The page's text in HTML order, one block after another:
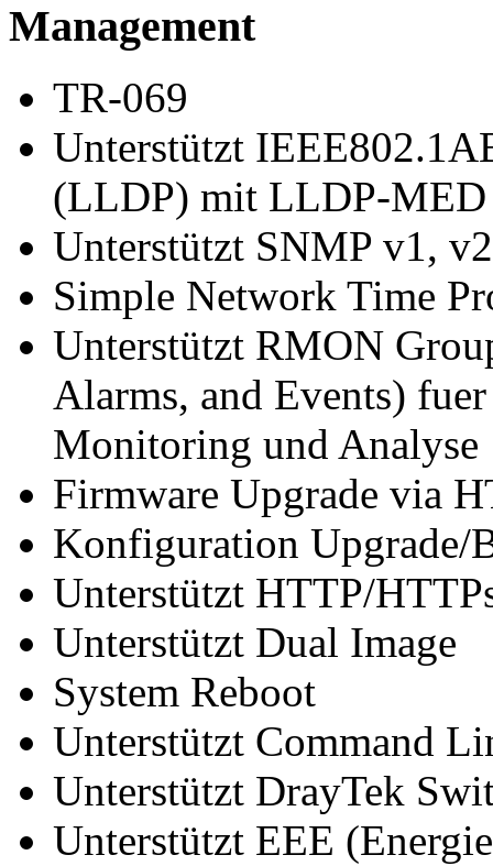
Management
TR-069
Unterstützt
(LLDP) mit LLDP-MED
Unterstützt SNMP v1,
Simple Network Time
Unterstützt RMON
Alarms, and Events)
Monitoring und Analyse
Firmware Upgrade via
Konfiguration Upgrade/
Unterstützt HTTP/
Unterstützt Dual Image
System Reboot
Unterstützt Command
Unterstützt DrayTek
Unterstützt EEE